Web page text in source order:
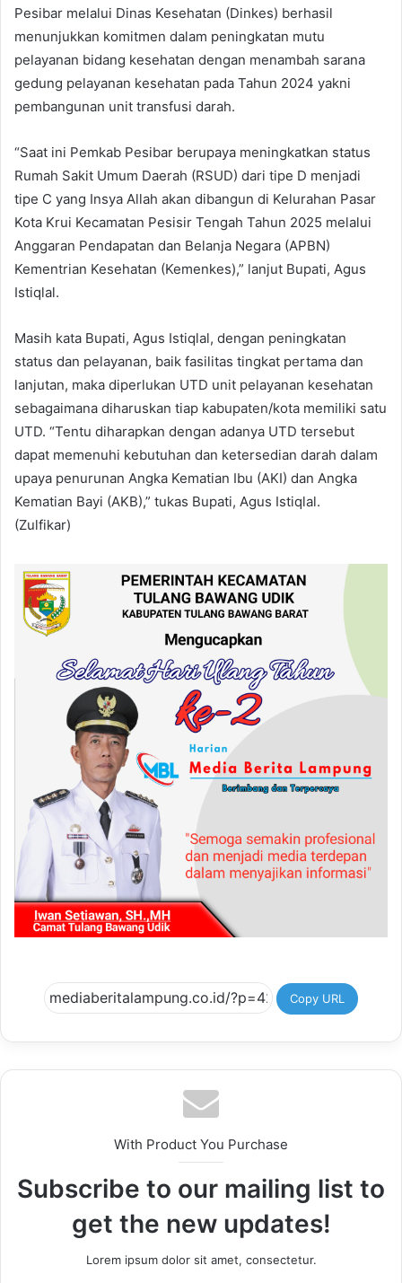
Pesibar melalui Dinas Kesehatan (Dinkes) berhasil
menunjukkan komitmen dalam peningkatan mutu
pelayanan bidang kesehatan dengan menambah sarana
gedung pelayanan kesehatan pada Tahun 2024 yakni
pembangunan unit transfusi darah.
“Saat ini Pemkab Pesibar berupaya meningkatkan status
Rumah Sakit Umum Daerah (RSUD) dari tipe D menjadi
tipe C yang Insya Allah akan dibangun di Kelurahan Pasar
Kota Krui Kecamatan Pesisir Tengah Tahun 2025 melalui
Anggaran Pendapatan dan Belanja Negara (APBN)
Kementrian Kesehatan (Kemenkes),” lanjut Bupati, Agus
Istiqlal.
Masih kata Bupati, Agus Istiqlal, dengan peningkatan
status dan pelayanan, baik fasilitas tingkat pertama dan
lanjutan, maka diperlukan UTD unit pelayanan kesehatan
sebagaimana diharuskan tiap kabupaten/kota memiliki satu
UTD. “Tentu diharapkan dengan adanya UTD tersebut
dapat memenuhi kebutuhan dan ketersedian darah dalam
upaya penurunan Angka Kematian Ibu (AKI) dan Angka
Kematian Bayi (AKB),” tukas Bupati, Agus Istiqlal.
(Zulfikar)
Copy URL
With Product You Purchase
Subscribe to our mailing list to
get the new updates!
Lorem ipsum dolor sit amet, consectetur.